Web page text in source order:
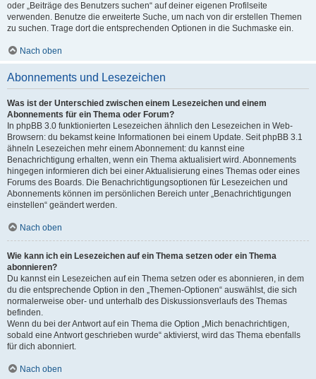
oder „Beiträge des Benutzers suchen“ auf deiner eigenen Profilseite
verwenden. Benutze die erweiterte Suche, um nach von dir erstellen Themen
zu suchen. Trage dort die entsprechenden Optionen in die Suchmaske ein.
Nach oben
Abonnements und Lesezeichen
Was ist der Unterschied zwischen einem Lesezeichen und einem
Abonnements für ein Thema oder Forum?
In phpBB 3.0 funktionierten Lesezeichen ähnlich den Lesezeichen in Web-
Browsern: du bekamst keine Informationen bei einem Update. Seit phpBB 3.1
ähneln Lesezeichen mehr einem Abonnement: du kannst eine
Benachrichtigung erhalten, wenn ein Thema aktualisiert wird. Abonnements
hingegen informieren dich bei einer Aktualisierung eines Themas oder eines
Forums des Boards. Die Benachrichtigungsoptionen für Lesezeichen und
Abonnements können im persönlichen Bereich unter „Benachrichtigungen
einstellen“ geändert werden.
Nach oben
Wie kann ich ein Lesezeichen auf ein Thema setzen oder ein Thema
abonnieren?
Du kannst ein Lesezeichen auf ein Thema setzen oder es abonnieren, in dem
du die entsprechende Option in den „Themen-Optionen“ auswählst, die sich
normalerweise ober- und unterhalb des Diskussionsverlaufs des Themas
befinden.
Wenn du bei der Antwort auf ein Thema die Option „Mich benachrichtigen,
sobald eine Antwort geschrieben wurde“ aktivierst, wird das Thema ebenfalls
für dich abonniert.
Nach oben